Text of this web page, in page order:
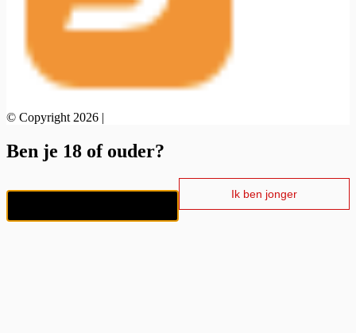
© Copyright 2026 |
Ben je 18 of ouder?
Ik ben jonger